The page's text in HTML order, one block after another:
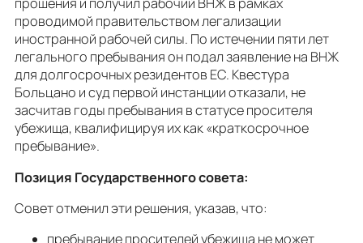
проводимой правительством легализации
иностранной рабочей силы. По истечении пяти лет
легального пребывания он подал заявление на ВНЖ
для долгосрочных резидентов ЕС. Квестура
Больцано и суд первой инстанции отказали, не
засчитав годы пребывания в статусе просителя
убежища, квалифицируя их как «краткосрочное
пребывание».
Позиция Государственного совета:
Совет отменил эти решения, указав, что:
пребывание просителей убежища не может